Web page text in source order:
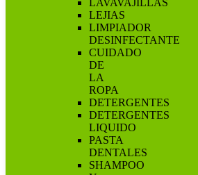
LAVAVAJILLAS
LEJIAS
LIMPIADOR
DESINFECTANTE
CUIDADO
DE
LA
ROPA
DETERGENTES
DETERGENTES
LIQUIDO
PASTA
DENTALES
SHAMPOO